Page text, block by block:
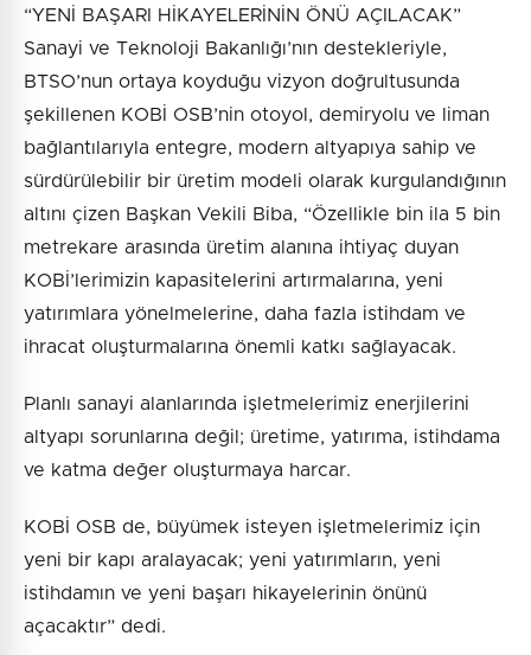
“YENİ BAŞARI HİKAYELERİNİN ÖNÜ AÇILACAK”
Sanayi ve Teknoloji Bakanlığı’nın destekleriyle,
BTSO’nun ortaya koyduğu vizyon doğrultusunda
şekillenen KOBİ OSB’nin otoyol, demiryolu ve liman
bağlantılarıyla entegre, modern altyapıya sahip ve
sürdürülebilir bir üretim modeli olarak kurgulandığının
altını çizen Başkan Vekili Biba, “Özellikle bin ila 5 bin
metrekare arasında üretim alanına ihtiyaç duyan
KOBİ’lerimizin kapasitelerini artırmalarına, yeni
yatırımlara yönelmelerine, daha fazla istihdam ve
ihracat oluşturmalarına önemli katkı sağlayacak.
Planlı sanayi alanlarında işletmelerimiz enerjilerini
altyapı sorunlarına değil; üretime, yatırıma, istihdama
ve katma değer oluşturmaya harcar.
KOBİ OSB de, büyümek isteyen işletmelerimiz için
yeni bir kapı aralayacak; yeni yatırımların, yeni
istihdamın ve yeni başarı hikayelerinin önünü
açacaktır” dedi.